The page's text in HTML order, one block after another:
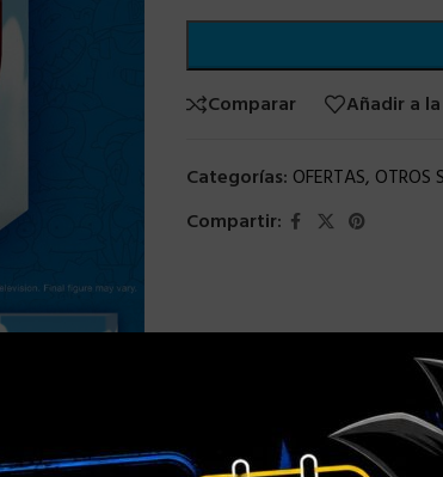
Comparar Añadir a
Categorías: OFERTAS, OTROS
Compartir: